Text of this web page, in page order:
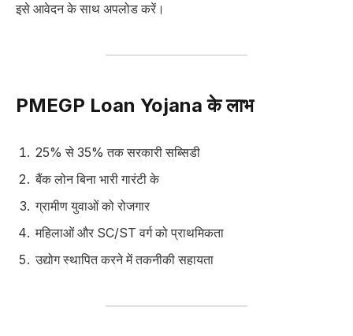
इसे आवेदन के साथ अपलोड करें।
PMEGP Loan Yojana के लाभ
25% से 35% तक सरकारी सब्सिडी
बैंक लोन बिना भारी गारंटी के
ग्रामीण युवाओं को रोजगार
महिलाओं और SC/ST वर्ग को प्राथमिकता
उद्योग स्थापित करने में तकनीकी सहायता